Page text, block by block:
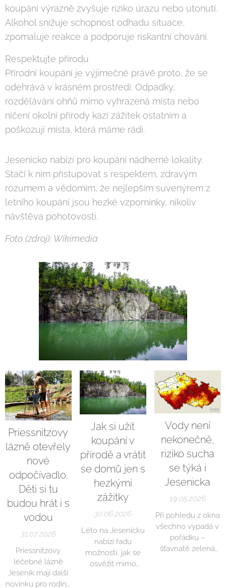
koupání výrazně zvyšuje riziko úrazu nebo utonutí.
Alkohol snižuje schopnost odhadu situace,
zpomaluje reakce a podporuje riskantní chování.
Respektujte přírodu
Přírodní koupání je výjimečné právě proto, že se
odehrává v krásném prostředí. Odpadky,
rozdělávání ohňů mimo vyhrazená místa nebo
ničení okolní přírody kazí zážitek ostatním a
poškozují místa, která máme rádi.
Jesenicko nabízí pro koupání nádherné lokality.
Stačí k nim přistupovat s respektem, zdravým
rozumem a vědomím, že nejlepším suvenýrem z
letního koupání jsou hezké vzpomínky, nikoliv
návštěva pohotovosti.
Foto (zdroj): Wikimedia
Priessnitzovy
lázně otevřely
nové
odpočívadlo.
Děti si tu
budou hrát i s
vodou
31.07.2026
Priessnitzovy
léčebné lázně
Jeseník mají další
novinku pro rodiny
Jak si užít
koupání v
přírodě a vrátit
se domů jen s
hezkými
zážitky
30.06.2026
Léto na Jesenicku
nabízí řadu
možností, jak se
osvěžit mimo
Vody není
nekonečně,
riziko sucha
se týká i
Jesenicka
19.05.2026
Při pohledu z okna
všechno vypadá v
pořádku –
šťavnatě zelená